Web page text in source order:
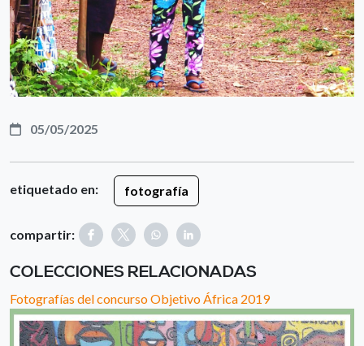
05/05/2025
etiquetado en: fotografía
compartir:
COLECCIONES RELACIONADAS
Fotografías del concurso Objetivo África 2019